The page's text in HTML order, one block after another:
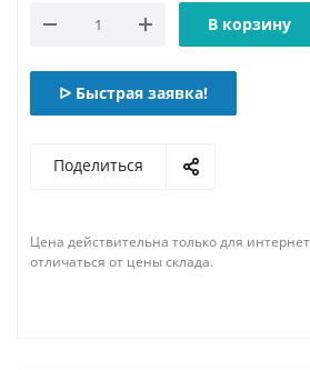
В корзину
ᐅ Быстрая заявка!
Поделиться
Цена действительна только для
отличаться от цены склада.